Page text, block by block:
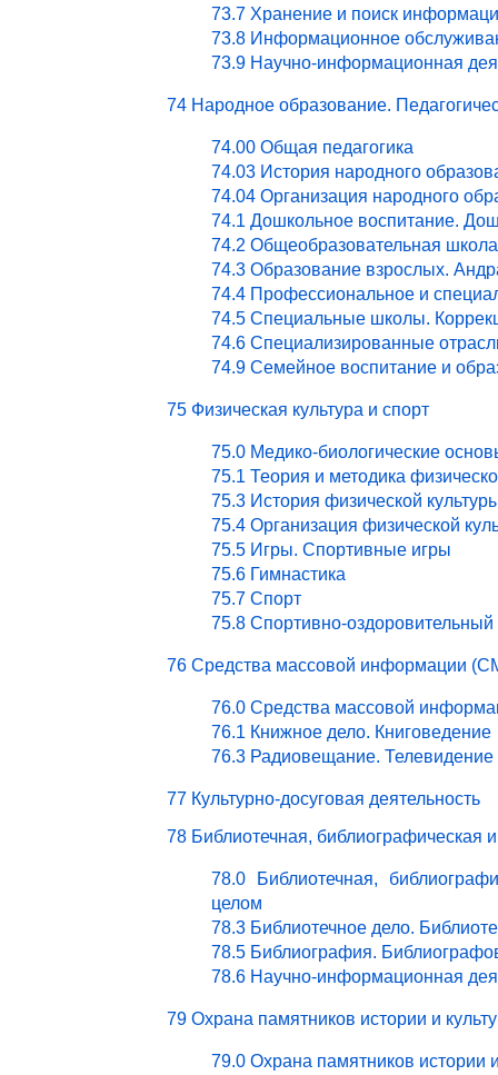
73.7 Хранение и поиск
73.8 Информационное
73.9 Научно-информационная
74 Народное образование.
74.00 Общая педагогика
74.03 История народного
74.04 Организация народного
74.1 Дошкольное воспитание.
74.2 Общеобразовательная
74.3 Образование взрослых.
74.4 Профессиональное и
74.5 Специальные школы.
74.6 Специализированные
74.9 Семейное воспитание и
75 Физическая культура и спорт
75.0 Медико-биологические
75.1 Теория и методика
75.3 История физической
75.4 Организация физической
75.5 Игры. Спортивные игры
75.6 Гимнастика
75.7 Спорт
75.8 Спортивно-
76 Средства массовой информации
76.0 Средства массовой
76.1 Книжное дело. Книговедение
76.3 Радиовещание. Телевидение
77 Культурно-досуговая деятельность
78 Библиотечная, библиографическая
78.0 Библиотечная,
целом
78.3 Библиотечное дело.
78.5 Библиография.
78.6 Научно-информационная
79 Охрана памятников истории и
79.0 Охрана памятников истории